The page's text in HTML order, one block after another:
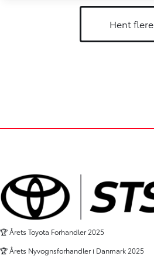
Hent flere
🏆 Årets Toyota Forhandler 2025
🏆 Årets Nyvognsforhandler i Danmark 2025